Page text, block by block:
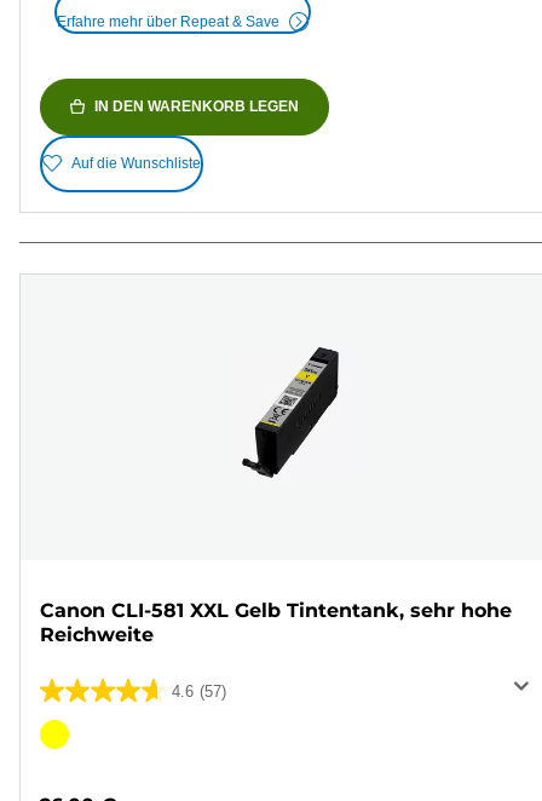
Erfahre mehr über Repeat & Save
IN DEN WARENKORB LEGEN
Auf die Wunschliste
Canon CLI-581 XXL Gelb Tintentank, sehr hohe
Reichweite
4.6 (57)
4.6
von
Farbpatrone